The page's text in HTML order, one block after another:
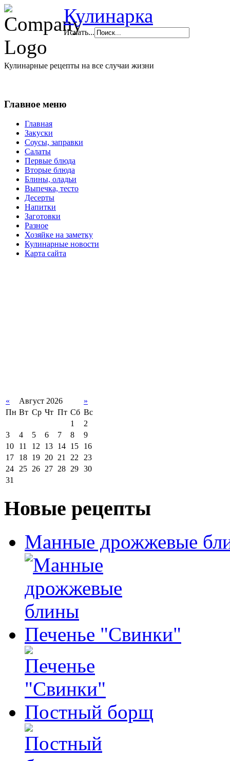
Кулинарка
Искать...
Кулинарные рецепты на все случаи жизни
Главное меню
Главная
Закуски
Соусы, заправки
Салаты
Первые блюда
Вторые блюда
Блины, оладьи
Выпечка, тесто
Десерты
Напитки
Заготовки
Разное
Хозяйке на заметку
Кулинарные новости
Карта сайта
« Август 2026
»
Пн Вт Ср Чт Пт Сб Вс
1
2
3
4 5 6 7 8
9
10
11 12 13 14 15
16
17
18 19 20 21 22 23
24 25 26 27 28 29 30
31
Новые рецепты
Манные дрожжевые
Печенье "Свинки"
Постный борщ